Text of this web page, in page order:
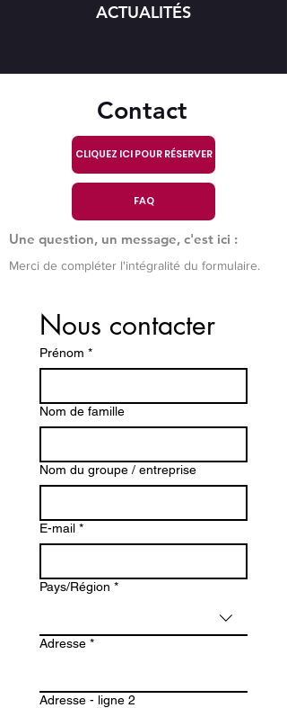
ACTUALITÉS
Contact
CLIQUEZ ICI POUR RÉSERVER
FAQ
Une question, un message, c'est ici :
Merci de compléter l'intégralité du formulaire.
Nous contacter
Prénom *
Nom de famille
Nom du groupe / entreprise
E-mail *
Adresse multiligne
Pays/Région *
Adresse *
Adresse - ligne 2